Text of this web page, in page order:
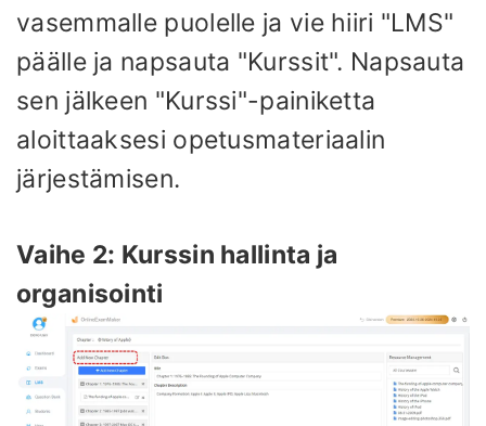
vasemmalle puolelle ja vie hiiri "LMS"
päälle ja napsauta "Kurssit". Napsauta
sen jälkeen "Kurssi"-painiketta
aloittaaksesi opetusmateriaalin
järjestämisen.
Vaihe 2: Kurssin hallinta ja
organisointi